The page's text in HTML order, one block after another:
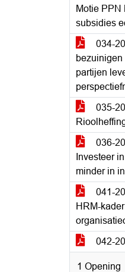
Motie PPN
subsidies
034-
bezuinigen
partijen
035-
036-
Investeer
minder in
041-
HRM-
042-
1 Opening